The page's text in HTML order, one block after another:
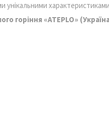
унікальними
горіння «ATEPLO»